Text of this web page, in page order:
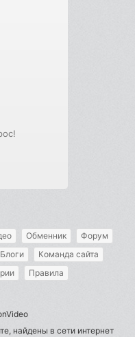
Обменник
Форум
Блоги
Команда сайта
Правила
найдены в сети интернет